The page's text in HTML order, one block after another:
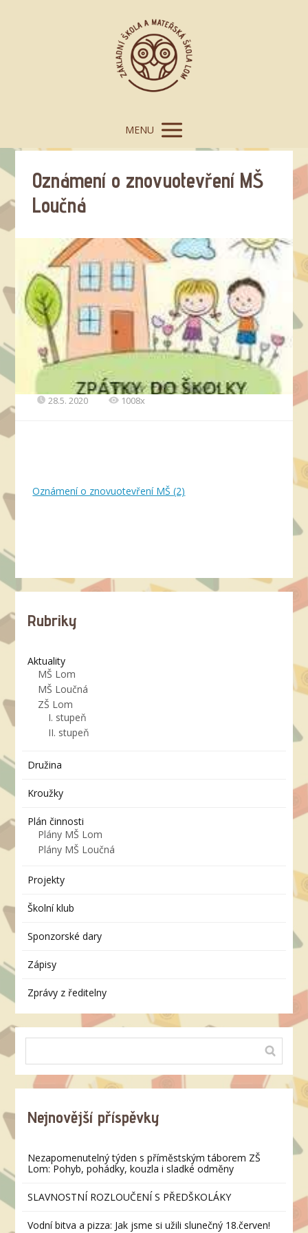
MENU
Oznámení o znovuotevření MŠ
Loučná
28.5. 2020 1008x
Oznámení o znovuotevření MŠ (2)
Rubriky
Aktuality
MŠ Lom
MŠ Loučná
ZŠ Lom
I. stupeň
II. stupeň
Družina
Kroužky
Plán činnosti
Plány MŠ Lom
Plány MŠ Loučná
Projekty
Školní klub
Sponzorské dary
Zápisy
Zprávy z ředitelny
Nejnovější příspěvky
Nezapomenutelný týden s příměstským táborem ZŠ
Lom: Pohyb, pohádky, kouzla i sladké odměny
SLAVNOSTNÍ ROZLOUČENÍ S PŘEDŠKOLÁKY
Vodní bitva a pizza: Jak jsme si užili slunečný 18.červen!